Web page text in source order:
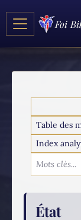
Foi
Table des
Index
État